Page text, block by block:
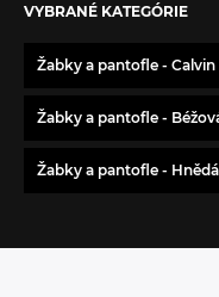
VYBRANÉ KATEGÓRIE
Žabky a pantofle - Calvin
Žabky a pantofle -
Žabky a pantofle - Hnědá